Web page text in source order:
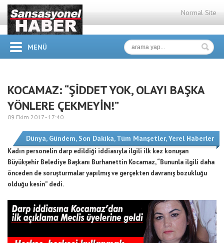
Normal Site
MENÜ
KOCAMAZ: “ŞİDDET YOK, OLAYI BAŞKA
YÖNLERE ÇEKMEYİN!”
09 Ekim 2017 - 17:40
Dünya, Gündem, Son Dakika,Tüm Manşetler,Yerel Haberler
Kadın personelin darp edildiği iddiasıyla ilgili ilk kez konuşan
Büyükşehir Belediye Başkanı Burhanettin Kocamaz, “Bununla ilgili daha
önceden de soruşturmalar yapılmış ve gerçekten davranış bozukluğu
olduğu kesin” dedi.